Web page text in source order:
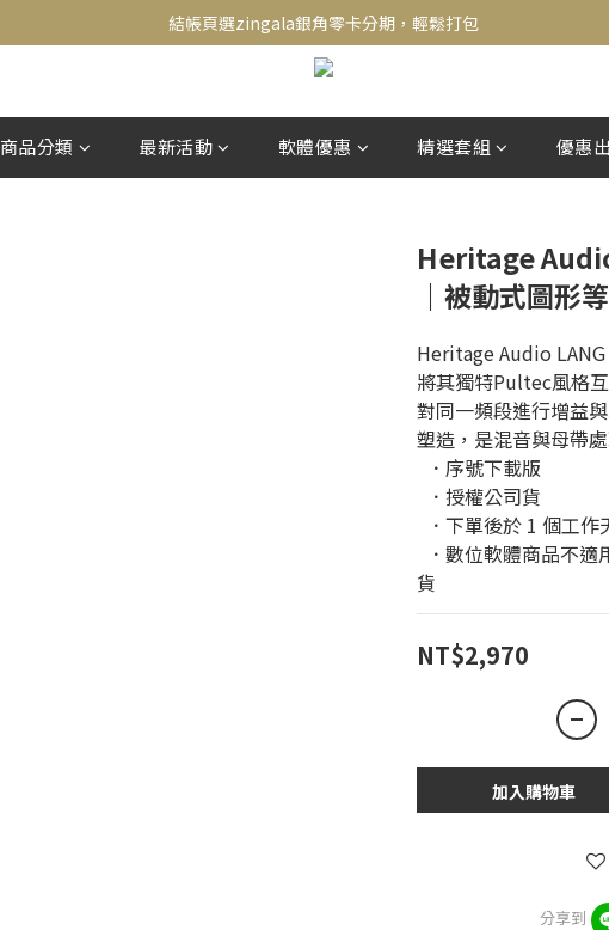
新會員送500！滿額最高回饋2000，刷卡最高12期零利率，馬上了解👉
結帳頁選zingala銀角零卡分期，輕鬆打包
新會員送500！滿額最高回饋2000，刷卡最高12期零利率，馬上了解👉
商品分類 最新活動 軟體優惠 精選套組 優惠
Heritage
｜被動式圖形
Heritage Audio LANG
將其獨特Pultec風格
對同一頻段進行增益
塑造，是混音與母帶
  ．序號下載版
  ．授權公司貨
．下單後於 1 個工
貨
NT$2,970
加入購物車
分享到